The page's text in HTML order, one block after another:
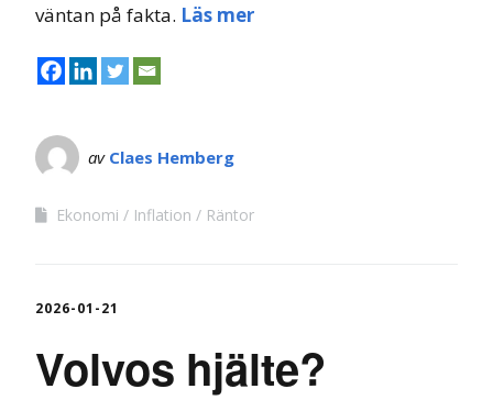
väntan på fakta. Läs mer
av Claes Hemberg
Ekonomi Inflation Räntor
2026-01-21
Volvos hjälte?